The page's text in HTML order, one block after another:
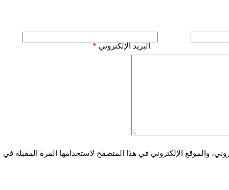
البريد الإلكتروني *
والموقع الإلكتروني في هذا المتصفح لاستخدامها المرة المقبلة في